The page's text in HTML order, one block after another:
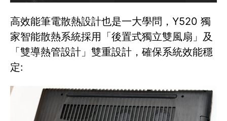
高效能筆電散熱設計也是一大學問，Y520 獨
家智能散熱系統採用「後置式獨立雙風扇」及
「雙導熱管設計」雙重設計，確保系統效能穩
定: